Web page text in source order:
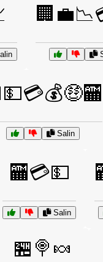
Salin
🏧💳💵
Salin
🏪🍭🍬